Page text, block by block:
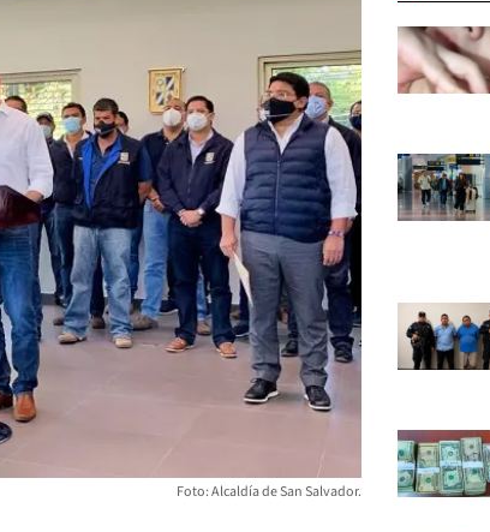
Foto: Alcaldía de San Salvador.